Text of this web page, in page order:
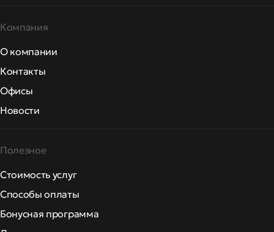
Компания
О компании
Контакты
Офисы
Новости
Полезное
Стоимость услуг
Способы оплаты
Бонусная программа